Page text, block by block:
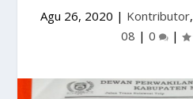
Agu 26, 2020 | Kontributor,
08 | 0 |